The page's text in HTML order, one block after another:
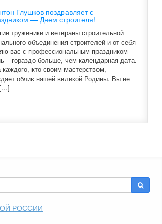
Глушков поздравляет с
— Днем строителя!
труженики и ветераны строительной
объединения строителей и от себя
вас с профессиональным праздником –
– гораздо больше, чем календарная дата.
кто своим мастерством,
облик нашей великой Родины. Вы не
[…]
РОССИИ